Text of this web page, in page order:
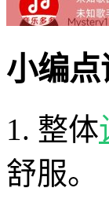
小编点
1. 整体
舒服。